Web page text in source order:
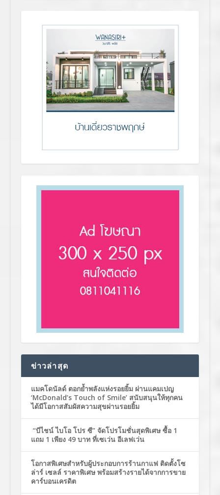
ข่าวล่าสุด
แมคโดนัลด์ ตอกย้ำพลังแห่งรอยยิ้ม ผ่านแคมเปญ
‘McDonald’s Touch of Smile’ สนับสนุนให้ทุกคน
ได้มีโอกาสสัมผัสความสุขผ่านรอยยิ้ม
“บีไชน์ ไบโอ โปร ซี” จัดโปรโมชั่นสุดพิเศษ ซื้อ 1
แถม 1 เพียง 49 บาท ที่เซเว่น อีเลฟเว่น
โอกาสพิเศษสำหรับผู้ประกอบการร้านกาแฟ ติดตั้งโซ
ล่าร์ เซลล์ ราคาพิเศษ พร้อมสร้างรายได้จากการขาย
คาร์บอนเครดิต